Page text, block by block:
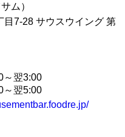
ム）
目7-28 サウスウイング 第
～翌3:00
～翌5:00